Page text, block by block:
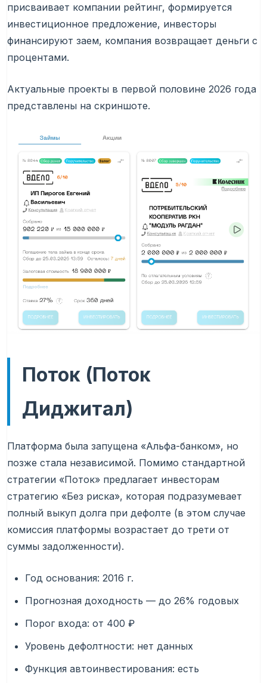
присваивает компании рейтинг, формируется
инвестиционное предложение, инвесторы
финансируют заем, компания возвращает деньги с
процентами.
Актуальные проекты в первой половине 2026 года
представлены на скриншоте.
Поток (Поток
Диджитал)
Платформа была запущена «Альфа-банком», но
позже стала независимой. Помимо стандартной
стратегии «Поток» предлагает инвесторам
стратегию «Без риска», которая подразумевает
полный выкуп долга при дефолте (в этом случае
комиссия платформы возрастает до трети от
суммы задолженности).
Год основания: 2016 г.
Прогнозная доходность — до 26% годовых
Порог входа: от 400 ₽
Уровень дефолтности: нет данных
Функция автоинвестирования: есть